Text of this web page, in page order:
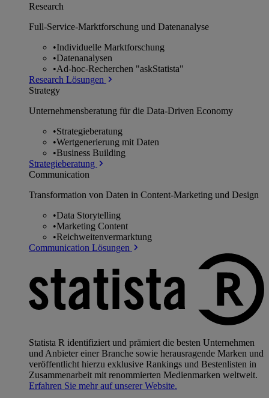
Research
Full-Service-Marktforschung und Datenanalyse
•Individuelle Marktforschung
•Datenanalysen
•Ad-hoc-Recherchen "askStatista"
Research Lösungen
Strategy
Unternehmens­beratung für die Data-Driven Economy
•Strategieberatung
•Wertgenerierung mit Daten
•Business Building
Strategieberatung
Communication
Transformation von Daten in Content-Marketing und Design
•Data Storytelling
•Marketing Content
•Reichweitenvermarktung
Communication Lösungen
Statista R identifiziert und prämiert die besten Unternehmen
und Anbieter einer Branche sowie herausragende Marken und
veröffentlicht hierzu exklusive Rankings und Bestenlisten in
Zusammenarbeit mit renommierten Medienmarken weltweit.
Erfahren Sie mehr auf unserer Website.